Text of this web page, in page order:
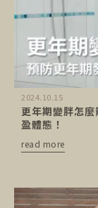
2024.10.15
更年期變胖怎
盈體態！
read more